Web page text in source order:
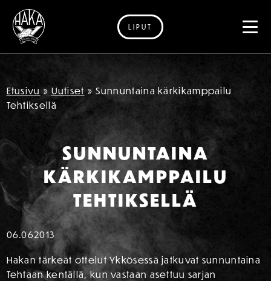
Siirry sisältöön
LIPUT
Etusivu » Uutiset » Sunnuntaina kärkikamppailu
Tehtiksellä
SUNNUNTAINA
KÄRKIKAMPPAILU
TEHTIKSELLÄ
06.062013
Hakan tärkeät ottelut Ykkösessä jatkuvat sunnuntaina
Tehtaan kentällä, kun vastaan asettuu sarjan